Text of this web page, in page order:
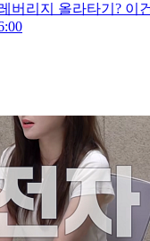
버리지 올라타기? 이